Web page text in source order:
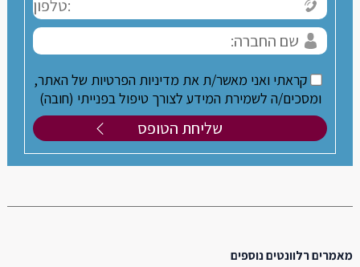
קראתי ואני מאשר/ת את מדיניות הפרטיות של האתר,
ומסכים/ה לשמירת המידע לצורך טיפול בפנייתי (חובה)
מאמרים רלוונטים נוספים